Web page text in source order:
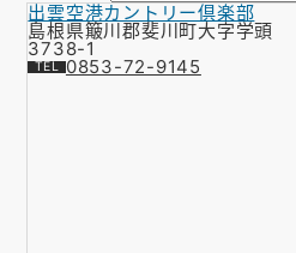
お知らせ
会社概要
出雲空港カントリー倶楽部
島根県簸川郡斐川町大字学頭
3738-1
0853-72-9145